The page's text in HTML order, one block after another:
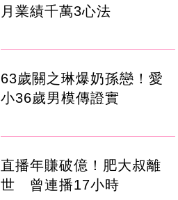
月業績千萬3心法
63歲關之琳爆奶孫戀！愛
小36歲男模傳證實
直播年賺破億！肥大叔離
世 曾連播17小時